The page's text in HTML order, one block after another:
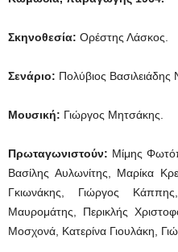
Σκηνοθεσία: Ορέστης Λάσκος.
Σενάριο: Πολύβιος Βασιλειάδης
Μουσική: Γιώργος Μητσάκης.
Πρωταγωνιστούν: Μίμης
Βασίλης Αυλωνίτης, Μαρίκα
Γκιωνάκης, Γιώργος
Μαυρομάτης, Περικλής
Μοσχονά, Κατερίνα Γιουλάκη,